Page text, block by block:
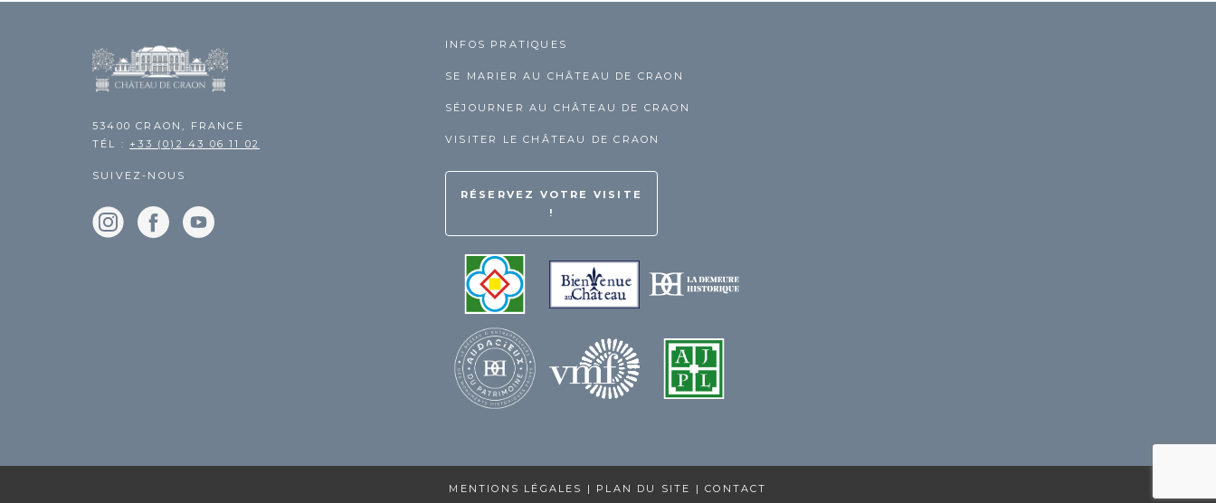
53400 CRAON, FRANCE
TÉL : +33 (0)2 43 06 11 02
SUIVEZ-NOUS
INFOS PRATIQUES
SE MARIER AU CHÂTEAU DE CRAON
SÉJOURNER AU CHÂTEAU DE CRAON
VISITER LE CHÂTEAU DE CRAON
RÉSERVEZ VOTRE VISITE
!
MENTIONS LÉGALES | PLAN DU SITE |CONTACT